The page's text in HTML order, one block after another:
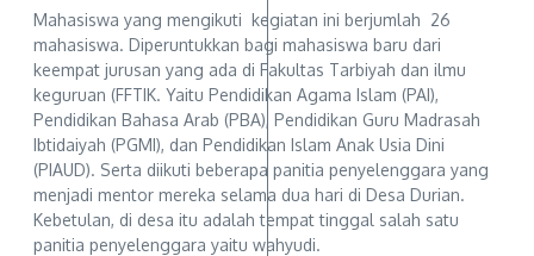
Mahasiswa yang mengikuti kegiatan ini berjumlah 26
mahasiswa. Diperuntukkan bagi mahasiswa baru dari
keempat jurusan yang ada di Fakultas Tarbiyah dan ilmu
keguruan (FFTIK. Yaitu Pendidikan Agama Islam (PAI),
Pendidikan Bahasa Arab (PBA), Pendidikan Guru Madrasah
Ibtidaiyah (PGMI), dan Pendidikan Islam Anak Usia Dini
(PIAUD). Serta diikuti beberapa panitia penyelenggara yang
menjadi mentor mereka selama dua hari di Desa Durian.
Kebetulan, di desa itu adalah tempat tinggal salah satu
panitia penyelenggara yaitu wahyudi.